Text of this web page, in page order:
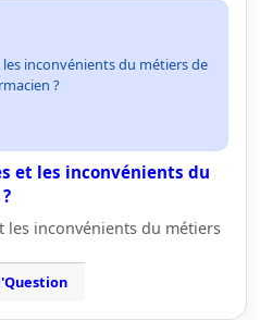
inconvénients du métiers de
?
et les inconvénients du
les inconvénients du métiers